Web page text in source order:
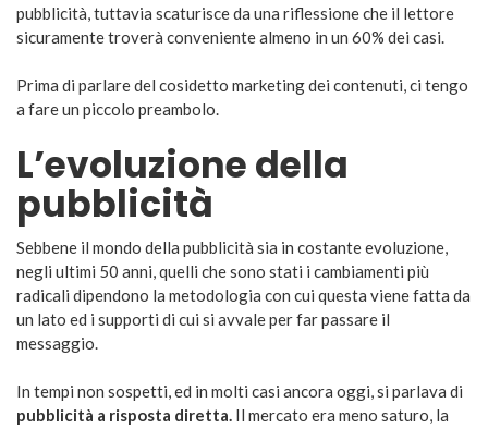
pubblicità, tuttavia scaturisce da una riflessione che il lettore
sicuramente troverà conveniente almeno in un 60% dei casi.
Prima di parlare del cosidetto marketing dei contenuti, ci tengo
a fare un piccolo preambolo.
L’evoluzione della
pubblicità
Sebbene il mondo della pubblicità sia in costante evoluzione,
negli ultimi 50 anni, quelli che sono stati i cambiamenti più
radicali dipendono la metodologia con cui questa viene fatta da
un lato ed i supporti di cui si avvale per far passare il
messaggio.
In tempi non sospetti, ed in molti casi ancora oggi, si parlava di
pubblicità a risposta diretta. Il mercato era meno saturo, la